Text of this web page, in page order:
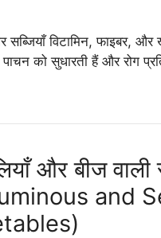
सब्जियाँ विटामिन, फाइबर,
पाचन को सुधारती हैं और रोग
और बीज वाली
and